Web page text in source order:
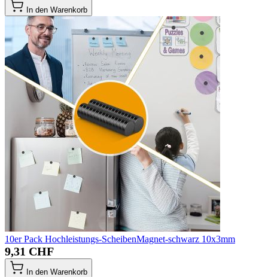
In den Warenkorb
10er Pack Hochleistungs-ScheibenMagnet-schwarz 10x3mm
9,31 CHF
In den Warenkorb